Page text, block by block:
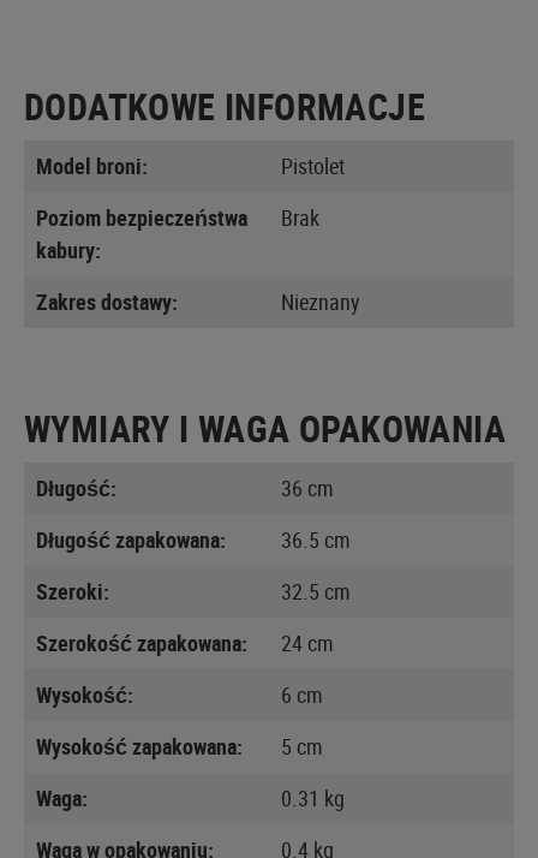
DODATKOWE INFORMACJE
Model broni:
Pistolet
Poziom bezpieczeństwa
kabury:
Brak
Zakres dostawy: Nieznany
WYMIARY I WAGA OPAKOWANIA
Długość:
36 cm
Długość zapakowana:
36.5 cm
Szeroki:
32.5 cm
Szerokość zapakowana:
24 cm
Wysokość:
6 cm
Wysokość zapakowana:
5 cm
Waga:
0.31 kg
Waga w opakowaniu:
0.4 kg